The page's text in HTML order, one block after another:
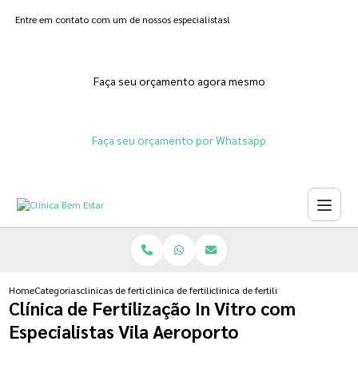
Entre em contato com um de nossos especialistas!
Faça seu orçamento agora mesmo
Faça seu orçamento por Whatsapp
HomeCategoriasclinicas de fertilizacoesclinica de fertilizacao in vitro humana
clinica de fertilizacao in vitro
Clínica de Fertilização In Vitro com
Especialistas Vila Aeroporto